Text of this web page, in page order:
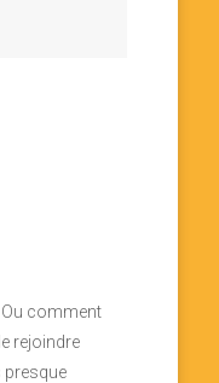
comment
rejoindre
presque